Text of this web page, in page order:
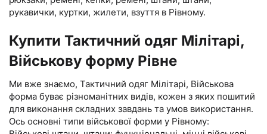
рукавички, куртки, жилети, взуття в Рівному.
Купити Тактичний одяг Мілітарі,
Військову форму Рівне
Ми вже знаємо, Тактичний одяг Мілітарі, Військова
форма буває різноманітних видів, кожен з яких пошитий
для виконання складних завдань та умов використання.
Ось основні типи військової форми у Рівному: